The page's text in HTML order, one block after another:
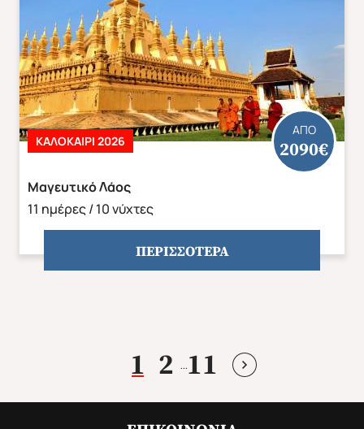
Μαγευτικό Λάος
11 ημέρες / 10 νύχτες
ΑΠΟ
2090€
ΚΑΛΟΚΑΙΡΙ 2026
ΠΕΡΙΣΣΟΤΕΡΑ
1 2 ...11